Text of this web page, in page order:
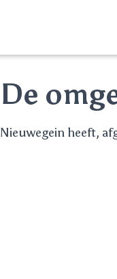
De
Nieuwegein heeft,